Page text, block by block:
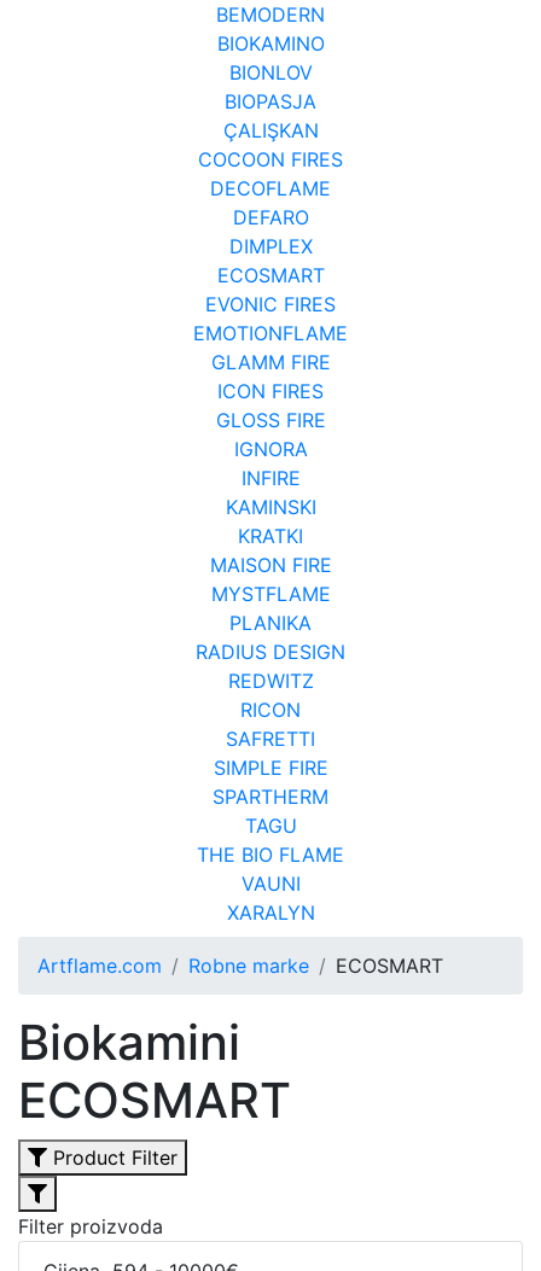
BEMODERN
BIOKAMINO
BIONLOV
BIOPASJA
ÇALIŞKAN
COCOON FIRES
DECOFLAME
DEFARO
DIMPLEX
ECOSMART
EVONIC FIRES
EMOTIONFLAME
GLAMM FIRE
ICON FIRES
GLOSS FIRE
IGNORA
INFIRE
KAMINSKI
KRATKI
MAISON FIRE
MYSTFLAME
PLANIKA
RADIUS DESIGN
REDWITZ
RICON
SAFRETTI
SIMPLE FIRE
SPARTHERM
TAGU
THE BIO FLAME
VAUNI
XARALYN
Artflame.com Robne marke ECOSMART
Biokamini
ECOSMART
Product Filter
Filter proizvoda